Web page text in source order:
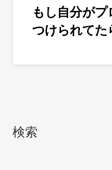
もし自分が
つけられてた
検索